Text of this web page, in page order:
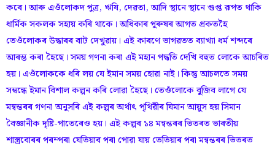
কৰে। আৰু এওঁলোকদ পুত্র, ঋষি, দেৱতা, আদি স্থানে স্থানে গুপ্ত রূপত থাকি
ধার্মিক সকলক সহায় কৰি থাকে। অধিকাৰ পুৰুষৰ আগত প্রকতহৈ
তেওঁলোকৰ উদ্ধাৰৰ বাট দেখুৱায়। এই কাৰণে ভাগৱতত ব্যাখ্যা ধর্ম শব্দৰে
আৰম্ভ কৰা হৈছে। সময় গণনা কৰা এই মহান পদ্ধতি দেখি বহুত লোকে আচৰিত
হয়। এওঁলোককে ধৰি লয় যে ইমান সময় হোৱা নাই। কিন্তু আচলতে সময়
সম্বন্ধে ইমান বিশাল কল্পন কৰি লোৱা হৈছে। তেওঁলোকে বুজিব লাগে যে
মন্বন্তৰৰ গণনা অনুসৰি এই কল্পৰ অর্থাৎ পৃথিৱীৰ যিমান আয়ুস হয় সিমান
বৈজ্ঞানীক দৃষ্টি-পাতেৰেও হয়। এই কল্পৰ ১৪ মন্বন্তৰৰ ভিতৰত ভাৰতীয়
শাস্ত্ৰবোৰৰ পৰম্পৰা যেতিয়াব পৰা পোৱা যায় তেতিয়াৰ পৰা মন্বন্তৰৰ ভিতৰত